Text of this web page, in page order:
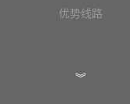
优势线路
︾